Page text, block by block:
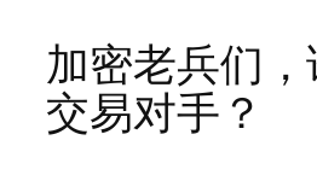
加密老兵们
交易对手？